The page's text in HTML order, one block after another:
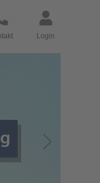
Login
Go to Next